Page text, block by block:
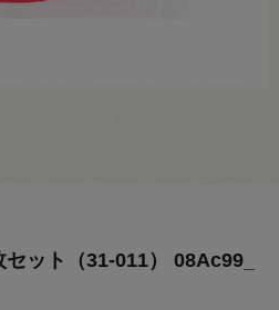
ット（31-011） 08Ac99_